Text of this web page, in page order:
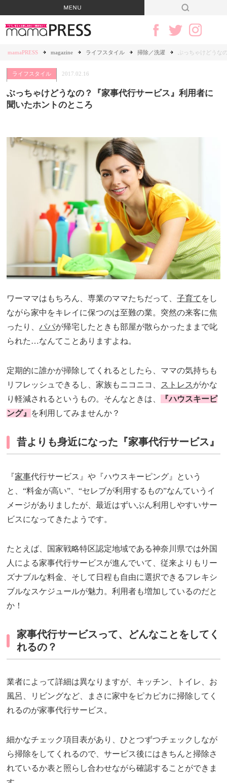
mamaPRESS magazine ライフスタイル 掃除／洗濯 ぶっちゃけどうな
ライフスタイル 2017.02.16
ぶっちゃけどうなの？『家事代行サービス』利用者に
聞いたホントのところ
ワーママはもちろん、専業のママたちだって、子育て をし
ながら家中をキレイに保つのは至難の業。突然の来客に焦
ったり、パパが帰宅したときも部屋が散らかったままで叱
られた…なんてことありますよね。
定期的に誰かが掃除してくれるとしたら、ママの気持ちも
リフレッシュできるし、家族もニコニコ、 ストレスがかな
り軽減されるというもの。そんなときは、
『ハウスキーピ
ング』 を利用してみませんか？
昔よりも身近になった『家事代行サービス』
『家事代行サービス』や『ハウスキーピング』という
と、“料金が高い”、“セレブが利用するもの”なんていうイ
メージがありましたが、最近はずいぶん利用しやすいサー
ビスになってきたようです。
たとえば、国家戦略特区認定地域である神奈川県では外国
人による家事代行サービスが進んでいて、従来よりもリー
ズナブルな料金、そして日程も自由に選択できるフレキシ
ブルなスケジュールが魅力。利用者も増加しているのだと
か！
家事代行サービスって、どんなことをしてく
れるの？
業者によって詳細は異なりますが、キッチン、トイレ、お
風呂、リビングなど、まさに家中をピカピカに掃除してく
れるのが家事代行サービス。
細かなチェック項目表があり、ひとつずつチェックしなが
ら掃除をしてくれるので、サービス後にはきちんと掃除さ
れているか表と照らし合わせながら確認することができま